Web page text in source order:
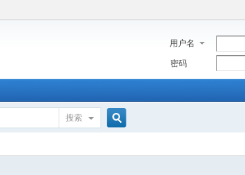
用户名
密码
搜索